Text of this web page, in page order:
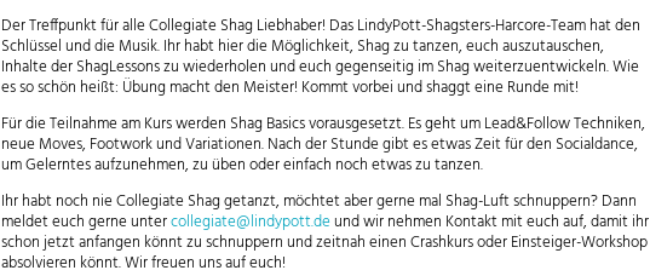
Der Treffpunkt für alle Collegiate Shag Liebhaber! Das LindyPott-Shagsters-Harcore-Team hat den
Schlüssel und die Musik. Ihr habt hier die Möglichkeit, Shag zu tanzen, euch auszutauschen,
Inhalte der ShagLessons zu wiederholen und euch gegenseitig im Shag weiterzuentwickeln. Wie
es so schön heißt: Übung macht den Meister! Kommt vorbei und shaggt eine Runde mit!
Für die Teilnahme am Kurs werden Shag Basics vorausgesetzt. Es geht um Lead&Follow Techniken,
neue Moves, Footwork und Variationen. Nach der Stunde gibt es etwas Zeit für den Socialdance,
um Gelerntes aufzunehmen, zu üben oder einfach noch etwas zu tanzen.
Ihr habt noch nie Collegiate Shag getanzt, möchtet aber gerne mal Shag-Luft schnuppern? Dann
meldet euch gerne untercollegiate@lindypott.deund wir nehmen Kontakt mit euch auf, damit ihr
schon jetzt anfangen könnt zu schnuppern und zeitnah einen Crashkurs oder Einsteiger-Workshop
absolvieren könnt. Wir freuen uns auf euch!